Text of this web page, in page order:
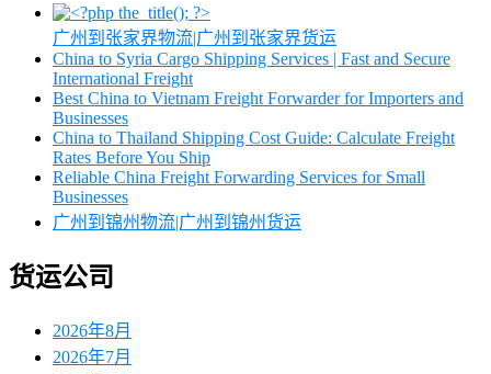
广州到张家界物流|广州到张家界货运
China to Syria Cargo Shipping Services | Fast and Secure
International Freight
Best China to Vietnam Freight Forwarder for Importers and
Businesses
China to Thailand Shipping Cost Guide: Calculate Freight
Rates Before You Ship
Reliable China Freight Forwarding Services for Small
Businesses
广州到锦州物流|广州到锦州货运
货运公司
2026年8月
2026年7月